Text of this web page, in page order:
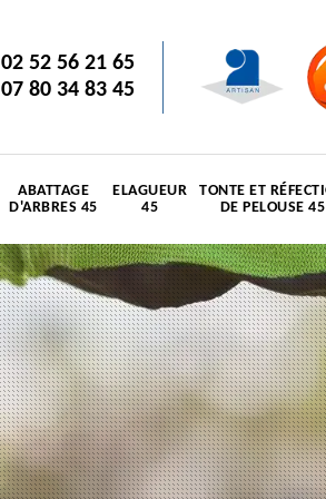
02 52 56 21 65
07 80 34 83 45
ABATTAGE
D'ARBRES 45
ELAGUEUR
45
TONTE ET
DE PELOUSE 45